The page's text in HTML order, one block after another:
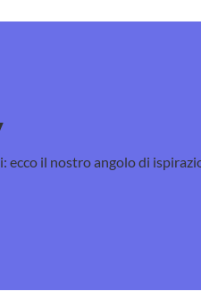
ecco il nostro angolo di